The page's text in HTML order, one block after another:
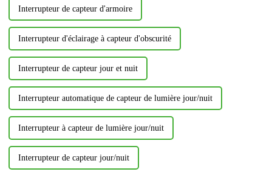
Interrupteur de capteur d'armoire
Interrupteur d'éclairage à capteur d'obscurité
Interrupteur de capteur jour et nuit
Interrupteur automatique de capteur de lumière jour/nuit
Interrupteur à capteur de lumière jour/nuit
Interrupteur de capteur jour/nuit